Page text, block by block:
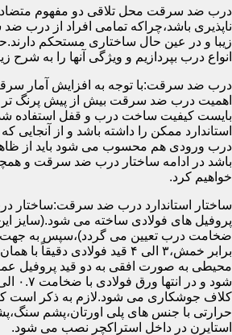
درب ضد سرقت محل تلاقی دو مفهوم
ناپذیری باشد،چراکه تمامی افراد از درب
زیبا و در عین حال ساختاری مستحکم
انواع درب بپردازیم و ویژگی آنها را به شرح
درب ضد سرقت:با توجه به افزایش آمار
اهمیت درب ضد سرقت بیش از پیش پرنگ تر
بایست کیفیت ساخت درب و قفل استفاده شده
استاندارد ممکن را داشته باشد و از
درب ورودی هم محسوب می شود باید از
باشد در ادامه ساختار درب ضد سرقت و
خواهیم کرد.
ساختار استاندارد درب ضد سرقت:ساختار
پروفیل های فولادی ساخته می شود.(سایز
ضخامت درب تعیین می گردد)،سپس به جهت
برابر خمش،۳ الی ۴ قید فولادی
محیطی به صورت افقی به دو قید
کلاف جوشکاری می شود.لازم به ذکر است
حرارتی با جنس های پلی اورتان،پشم
استایرن در داخل استراکچر نصب می شود.